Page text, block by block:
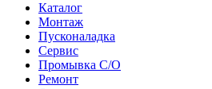
Каталог
Монтаж
Пусконаладка
Сервис
Промывка С/О
Ремонт